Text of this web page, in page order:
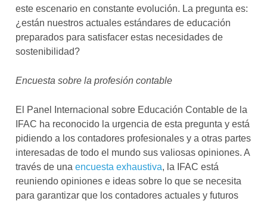
este escenario en constante evolución. La pregunta es:
¿están nuestros actuales estándares de educación
preparados para satisfacer estas necesidades de
sostenibilidad?
Encuesta sobre la profesión contable
El Panel Internacional sobre Educación Contable de la
IFAC ha reconocido la urgencia de esta pregunta y está
pidiendo a los contadores profesionales y a otras partes
interesadas de todo el mundo sus valiosas opiniones. A
través de una encuesta exhaustiva, la IFAC está
reuniendo opiniones e ideas sobre lo que se necesita
para garantizar que los contadores actuales y futuros